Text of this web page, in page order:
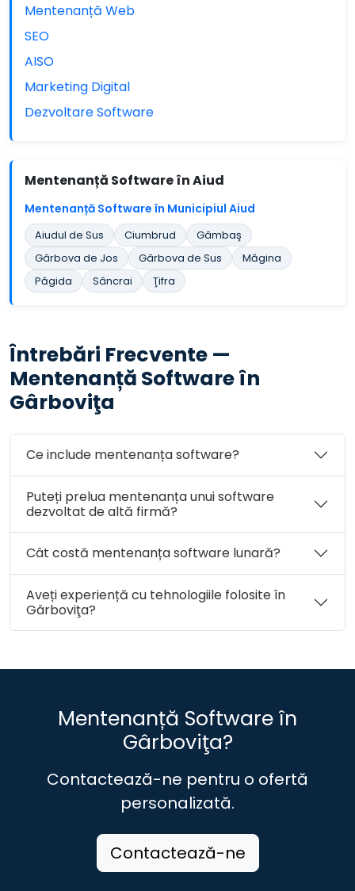
Mentenanță Web
SEO
AISO
Marketing Digital
Dezvoltare Software
Mentenanță Software în Aiud
Mentenanță Software în Municipiul Aiud
Aiudul de Sus Ciumbrud
Gâmbaş
Gârbova de Jos
Gârbova de Sus
Măgina
Păgida
Sâncrai Ţifra
Întrebări Frecvente —
Mentenanță Software în
Gârboviţa
Ce include mentenanța software?
Puteți prelua mentenanța unui software
dezvoltat de altă firmă?
Cât costă mentenanța software lunară?
Aveți experiență cu tehnologiile folosite în
Gârboviţa?
Mentenanță Software în
Gârboviţa?
Contactează-ne pentru o ofertă
personalizată.
Contactează-ne